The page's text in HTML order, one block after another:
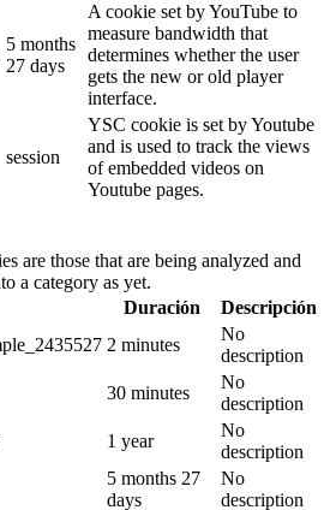
5 months
27 days
A cookie set by YouTube to
measure bandwidth that
determines whether the user
gets the new or old player
interface.
session
YSC cookie is set by Youtube
and is used to track the views
of embedded videos on
Youtube pages.
are those that are being analyzed and
a category as yet.
Duración
Descripción
2 minutes
No
description
30 minutes
No
description
1 year
No
description
5 months 27
days
No
description